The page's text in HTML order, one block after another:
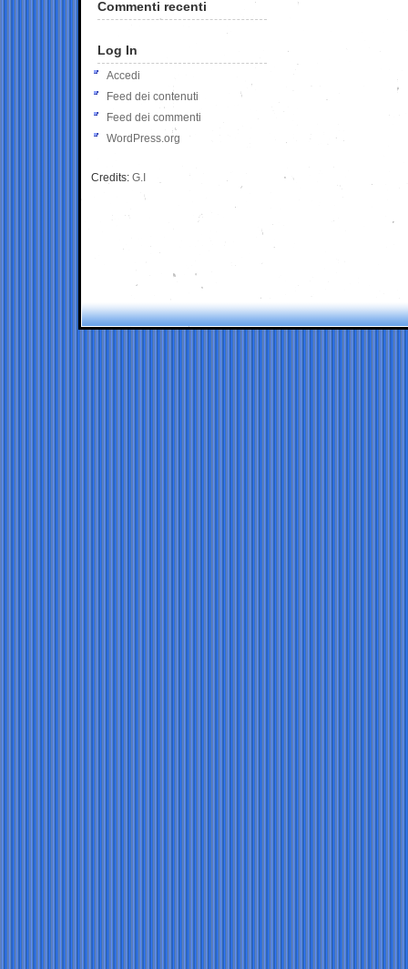
Commenti recenti
Log In
Accedi
Feed dei contenuti
Feed dei commenti
WordPress.org
Credits: G.I